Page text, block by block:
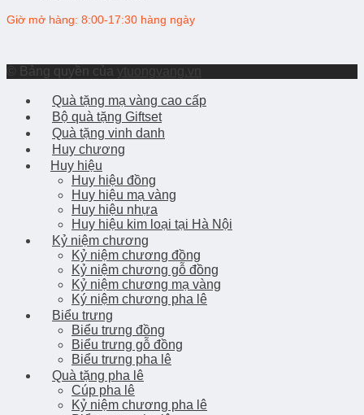
Giờ mở hàng: 8:00-17:30 hàng ngày
© Bảng quyền của ytuongvang.vn
Quà tặng mạ vàng cao cấp
Bộ quà tặng Giftset
Quà tặng vinh danh
Huy chương
Huy hiệu
Huy hiệu đồng
Huy hiệu mạ vàng
Huy hiệu nhựa
Huy hiệu kim loại tại Hà Nội
Kỷ niệm chương
Kỷ niệm chương đồng
Kỷ niệm chương gỗ đồng
Kỷ niệm chương mạ vàng
Ký niệm chương pha lê
Biểu trưng
Biểu trưng đồng
Biểu trưng gỗ đồng
Biểu trưng pha lê
Quà tặng pha lê
Cúp pha lê
Kỷ niệm chương pha lê